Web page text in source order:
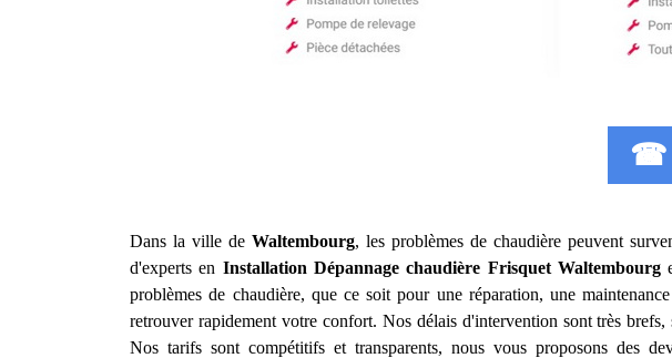
☎
Dans la ville deWaltembourg, les problèmes de chaudière peuvent
d'experts en Installation Dépannage chaudière Frisquet Waltembourg
problèmes de chaudière, que ce soit pour une réparation, une
retrouver rapidement votre confort. Nos délais d'intervention sont très
Nos tarifs sont compétitifs et transparents, nous vous proposons des